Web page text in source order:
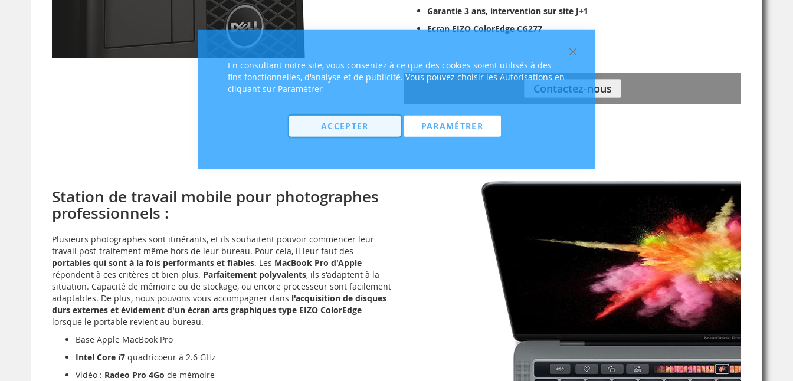
Fermer
En consultant notre site, vous consentez à ce que des cookies soient utilisés à des
fins fonctionnelles, d'analyse et de publicité. Vous pouvez choisir les Autorisations en
cliquant sur Paramétrer
ACCEPTER PARAMÉTRER
Garantie 3 ans, intervention sur site J+1
Ecran EIZO ColorEdge CG277
Contactez-nous
Station de travail mobile pour photographes
professionnels :
Plusieurs photographes sont itinérants, et ils souhaitent pouvoir commencer leur
travail post-traitement même hors de leur bureau. Pour cela, il leur faut des
portables qui sont à la fois performants et fiables. Les MacBook Pro d'Apple
répondent à ces critères et bien plus. Parfaitement polyvalents, ils s'adaptent à la
situation. Capacité de mémoire ou de stockage, ou encore processeur sont facilement
adaptables. De plus, nous pouvons vous accompagner dans l'acquisition de disques
durs externes et évidement d'un écran arts graphiques type EIZO ColorEdge
lorsque le portable revient au bureau.
Base Apple MacBook Pro
Intel Core i7 quadricoeur à 2.6 GHz
Vidéo : Radeo Pro 4Go de mémoire